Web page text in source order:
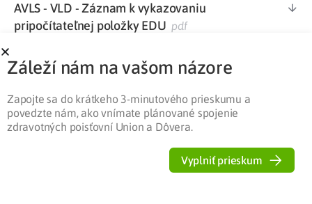
AVLS - VLD - Záznam k vykazovaniu
pripočítateľnej položky EDU pdf
Poskytovateľ/Poskytovateľ
pacienta v diabetologickej ambulanciidocx
Zoznam kategorizovaného ŠZM s maximálne
Záleží nám na vašom názore
Zapojte sa do krátkeho 3-minutového prieskumu a
povedzte nám, ako vnímate plánované spojenie
zdravotných poisťovní Union a Dôvera.
Vyplniť prieskum